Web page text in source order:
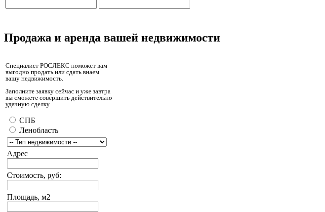
Продажа и аренда вашей недвижимости
Специалист РОСЛЕКС поможет вам
выгодно продать или сдать внаем
вашу недвижимость.
Заполните заявку сейчас и уже завтра
вы сможете совершить действительно
удачную сделку.
СПБ
Ленобласть
Адрес
Стоимость, руб:
Площадь, м2